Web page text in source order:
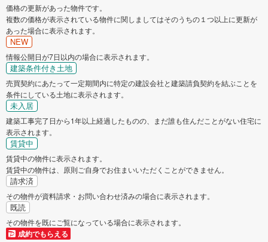
価格の更新があった物件です。
複数の価格が表示されている物件に関しましてはそのうちの１つ以上に更新が
あった場合に表示されます。
NEW
情報公開日が7日以内の場合に表示されます。
建築条件付き土地
売買契約にあたって一定期間内に特定の建設会社と建築請負契約を結ぶことを
条件にしている土地に表示されます。
未入居
建築工事完了日から1年以上経過したものの、まだ誰も住んだことがない住宅に
表示されます。
賃貸中
賃貸中の物件に表示されます。
賃貸中の物件は、原則ご自身でお住まいいただくことができません。
請求済
その物件が資料請求・お問い合わせ済みの場合に表示されます。
既読
その物件を既にご覧になっている場合に表示されます。
成約でもらえる